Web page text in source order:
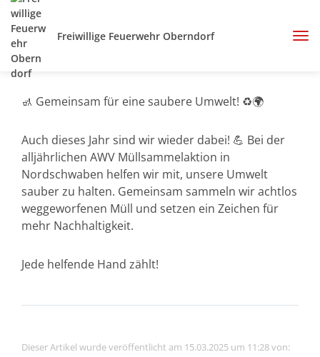
Freiwillige Feuerwehr Oberndorf
🚮 Gemeinsam für eine saubere Umwelt! ♻️🌍
Auch dieses Jahr sind wir wieder dabei! 💪 Bei der
alljährlichen AWV Müllsammelaktion in
Nordschwaben helfen wir mit, unsere Umwelt
sauber zu halten. Gemeinsam sammeln wir achtlos
weggeworfenen Müll und setzen ein Zeichen für
mehr Nachhaltigkeit.
Jede helfende Hand zählt!
Dieser Artikel wurde veröffentlicht am 15.03.2025 um 11:28 von: